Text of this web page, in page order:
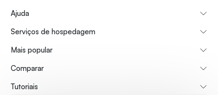
Ajuda
Serviços de hospedagem
Mais popular
Comparar
Tutoriais